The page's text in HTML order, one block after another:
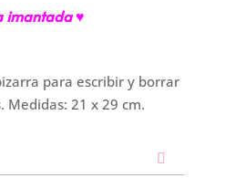
imantada ♥
para escribir y borrar
Medidas: 21 x 29 cm.